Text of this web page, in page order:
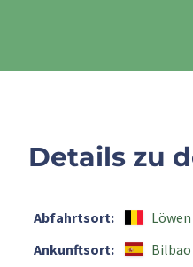
Details zu
Abfahrtsort:
Ankunftsort:
Bilbao